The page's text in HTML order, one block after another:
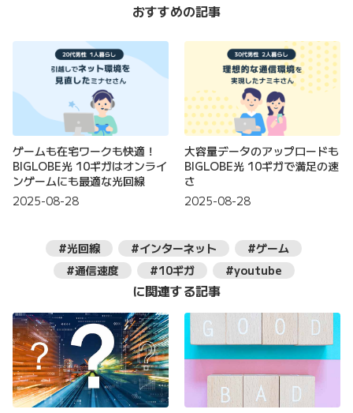
おすすめの記事
ゲームも在宅ワークも快適！
BIGLOBE光 10ギガはオンライ
ンゲームにも最適な光回線
2025-08-28
大容量データのアップロードも
BIGLOBE光 10ギガで満足の速
さ
2025-08-28
#光回線 #インターネット
#ゲーム
#通信速度
#10ギガ #youtube
に関連する記事